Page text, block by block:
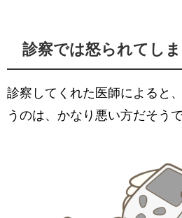
診察では怒られてしま
診察してくれた医師によると
うのは、かなり悪い方だそうで